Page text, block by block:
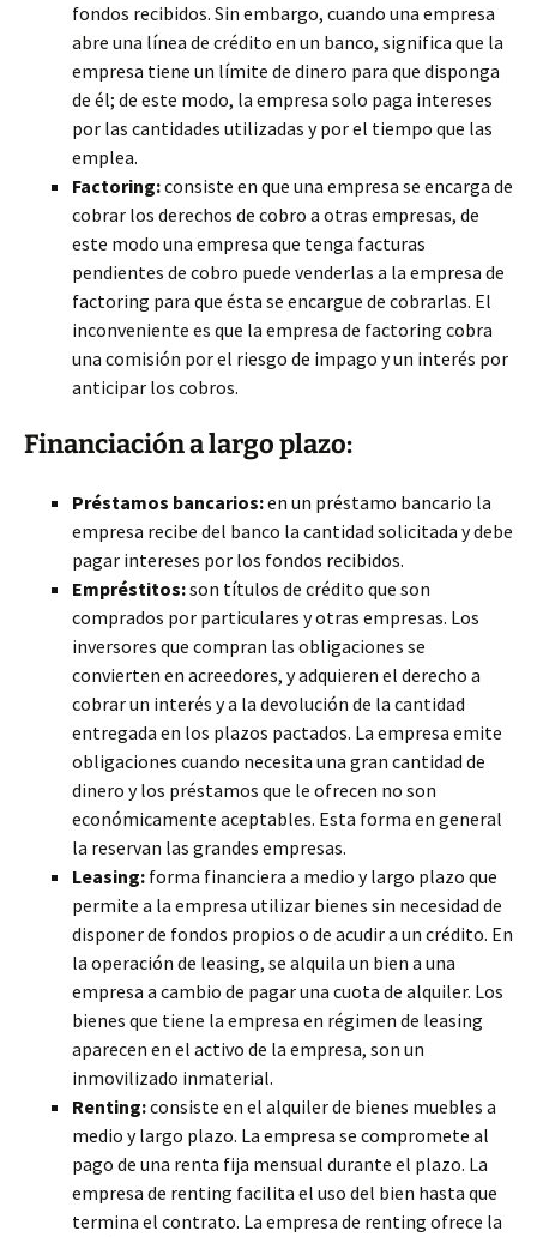
fondos recibidos. Sin embargo, cuando una empresa
abre una línea de crédito en un banco, significa que la
empresa tiene un límite de dinero para que disponga
de él; de este modo, la empresa solo paga intereses
por las cantidades utilizadas y por el tiempo que las
emplea.
Factoring:consiste en que una empresa se encarga de
cobrar los derechos de cobro a otras empresas, de
este modo una empresa que tenga facturas
pendientes de cobro puede venderlas a la empresa de
factoring para que ésta se encargue de cobrarlas. El
inconveniente es que la empresa de factoring cobra
una comisión por el riesgo de impago y un interés por
anticipar los cobros.
Financiación a largo plazo:
Préstamos bancarios:en un préstamo bancario la
empresa recibe del banco la cantidad solicitada y debe
pagar intereses por los fondos recibidos.
Empréstitos:son títulos de crédito que son
comprados por particulares y otras empresas. Los
inversores que compran las obligaciones se
convierten en acreedores, y adquieren el derecho a
cobrar un interés y a la devolución de la cantidad
entregada en los plazos pactados. La empresa emite
obligaciones cuando necesita una gran cantidad de
dinero y los préstamos que le ofrecen no son
económicamente aceptables. Esta forma en general
la reservan las grandes empresas.
Leasing: forma financiera a medio y largo plazo que
permite a la empresa utilizar bienes sin necesidad de
disponer de fondos propios o de acudir a un crédito. En
la operación de leasing, se alquila un bien a una
empresa a cambio de pagar una cuota de alquiler. Los
bienes que tiene la empresa en régimen de leasing
aparecen en el activo de la empresa, son un
inmovilizado inmaterial.
Renting:consiste en el alquiler de bienes muebles a
medio y largo plazo. La empresa se compromete al
pago de una renta fija mensual durante el plazo. La
empresa de renting facilita el uso del bien hasta que
termina el contrato. La empresa de renting ofrece la